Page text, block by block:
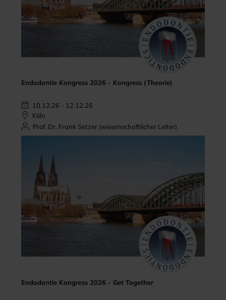
Endodontie Kongress 2026 - Kongress (Theorie)
10.12.26 - 12.12.26
Köln
Prof. Dr. Frank Setzer (wissenschaftlicher Leiter)
Endodontie Kongress 2026 - Get Together